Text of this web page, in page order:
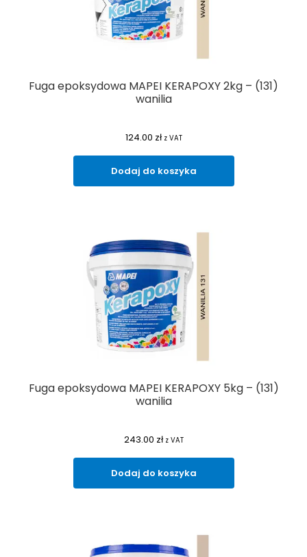
Fuga epoksydowa MAPEI KERAPOXY 2kg – (131)
wanilia
124.00 zł z VAT
Dodaj do koszyka
Fuga epoksydowa MAPEI KERAPOXY 5kg – (131)
wanilia
243.00 zł z VAT
Dodaj do koszyka